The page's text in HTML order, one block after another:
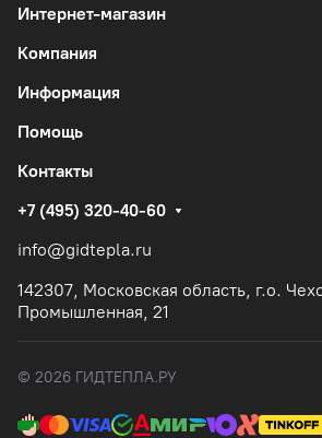
Интернет-магазин
Компания
Информация
Помощь
Контакты
+7 (495) 320-40-60
info@gidtepla.ru
142307, Московская область, г.о.
Промышленная, 21
© 2026 ГИДТЕПЛА.РУ